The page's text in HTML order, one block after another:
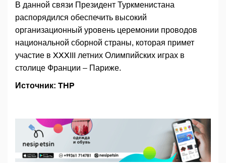
В данной связи Президент Туркменистана
распорядился обеспечить высокий
организационный уровень церемонии проводов
национальной сборной страны, которая примет
участие в XXXIII летних Олимпийских играх в
столице Франции – Париже.
Источник: THP